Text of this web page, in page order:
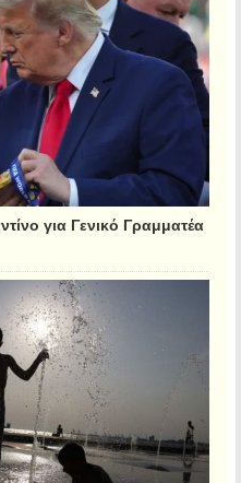
για Γενικό Γραμματέα